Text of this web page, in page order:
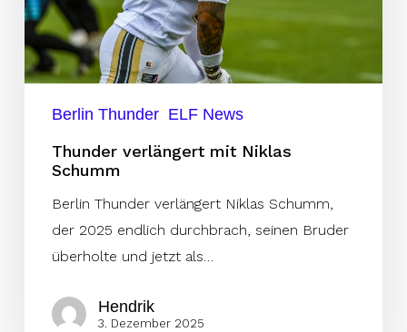
Berlin Thunder ELF News
Thunder verlängert mit Niklas
Schumm
Berlin Thunder verlängert Niklas Schumm,
der 2025 endlich durchbrach, seinen Bruder
überholte und jetzt als…
Hendrik
3. Dezember 2025